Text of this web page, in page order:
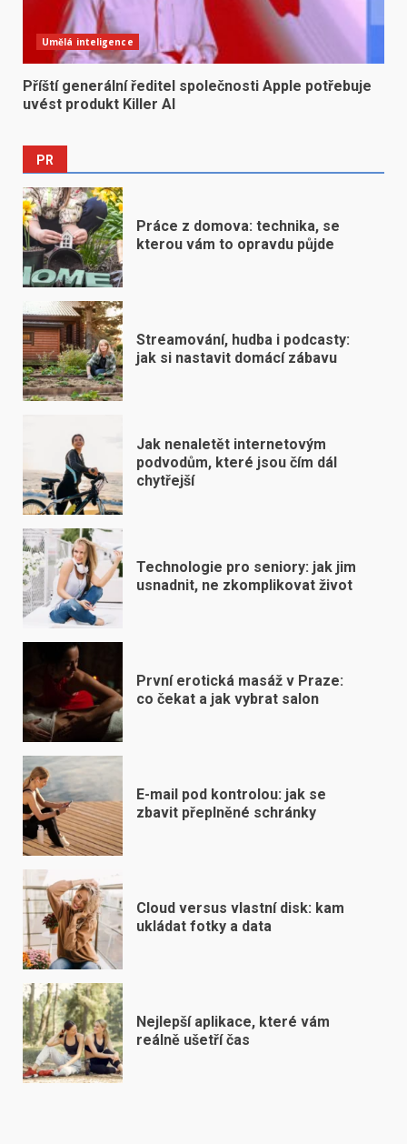
Umělá inteligence
Příští generální ředitel společnosti Apple potřebuje
uvést produkt Killer AI
PR
Práce z domova: technika, se
kterou vám to opravdu půjde
Streamování, hudba i podcasty:
jak si nastavit domácí zábavu
Jak nenaletět internetovým
podvodům, které jsou čím dál
chytřejší
Technologie pro seniory: jak jim
usnadnit, ne zkomplikovat život
První erotická masáž v Praze:
co čekat a jak vybrat salon
E-mail pod kontrolou: jak se
zbavit přeplněné schránky
Cloud versus vlastní disk: kam
ukládat fotky a data
Nejlepší aplikace, které vám
reálně ušetří čas